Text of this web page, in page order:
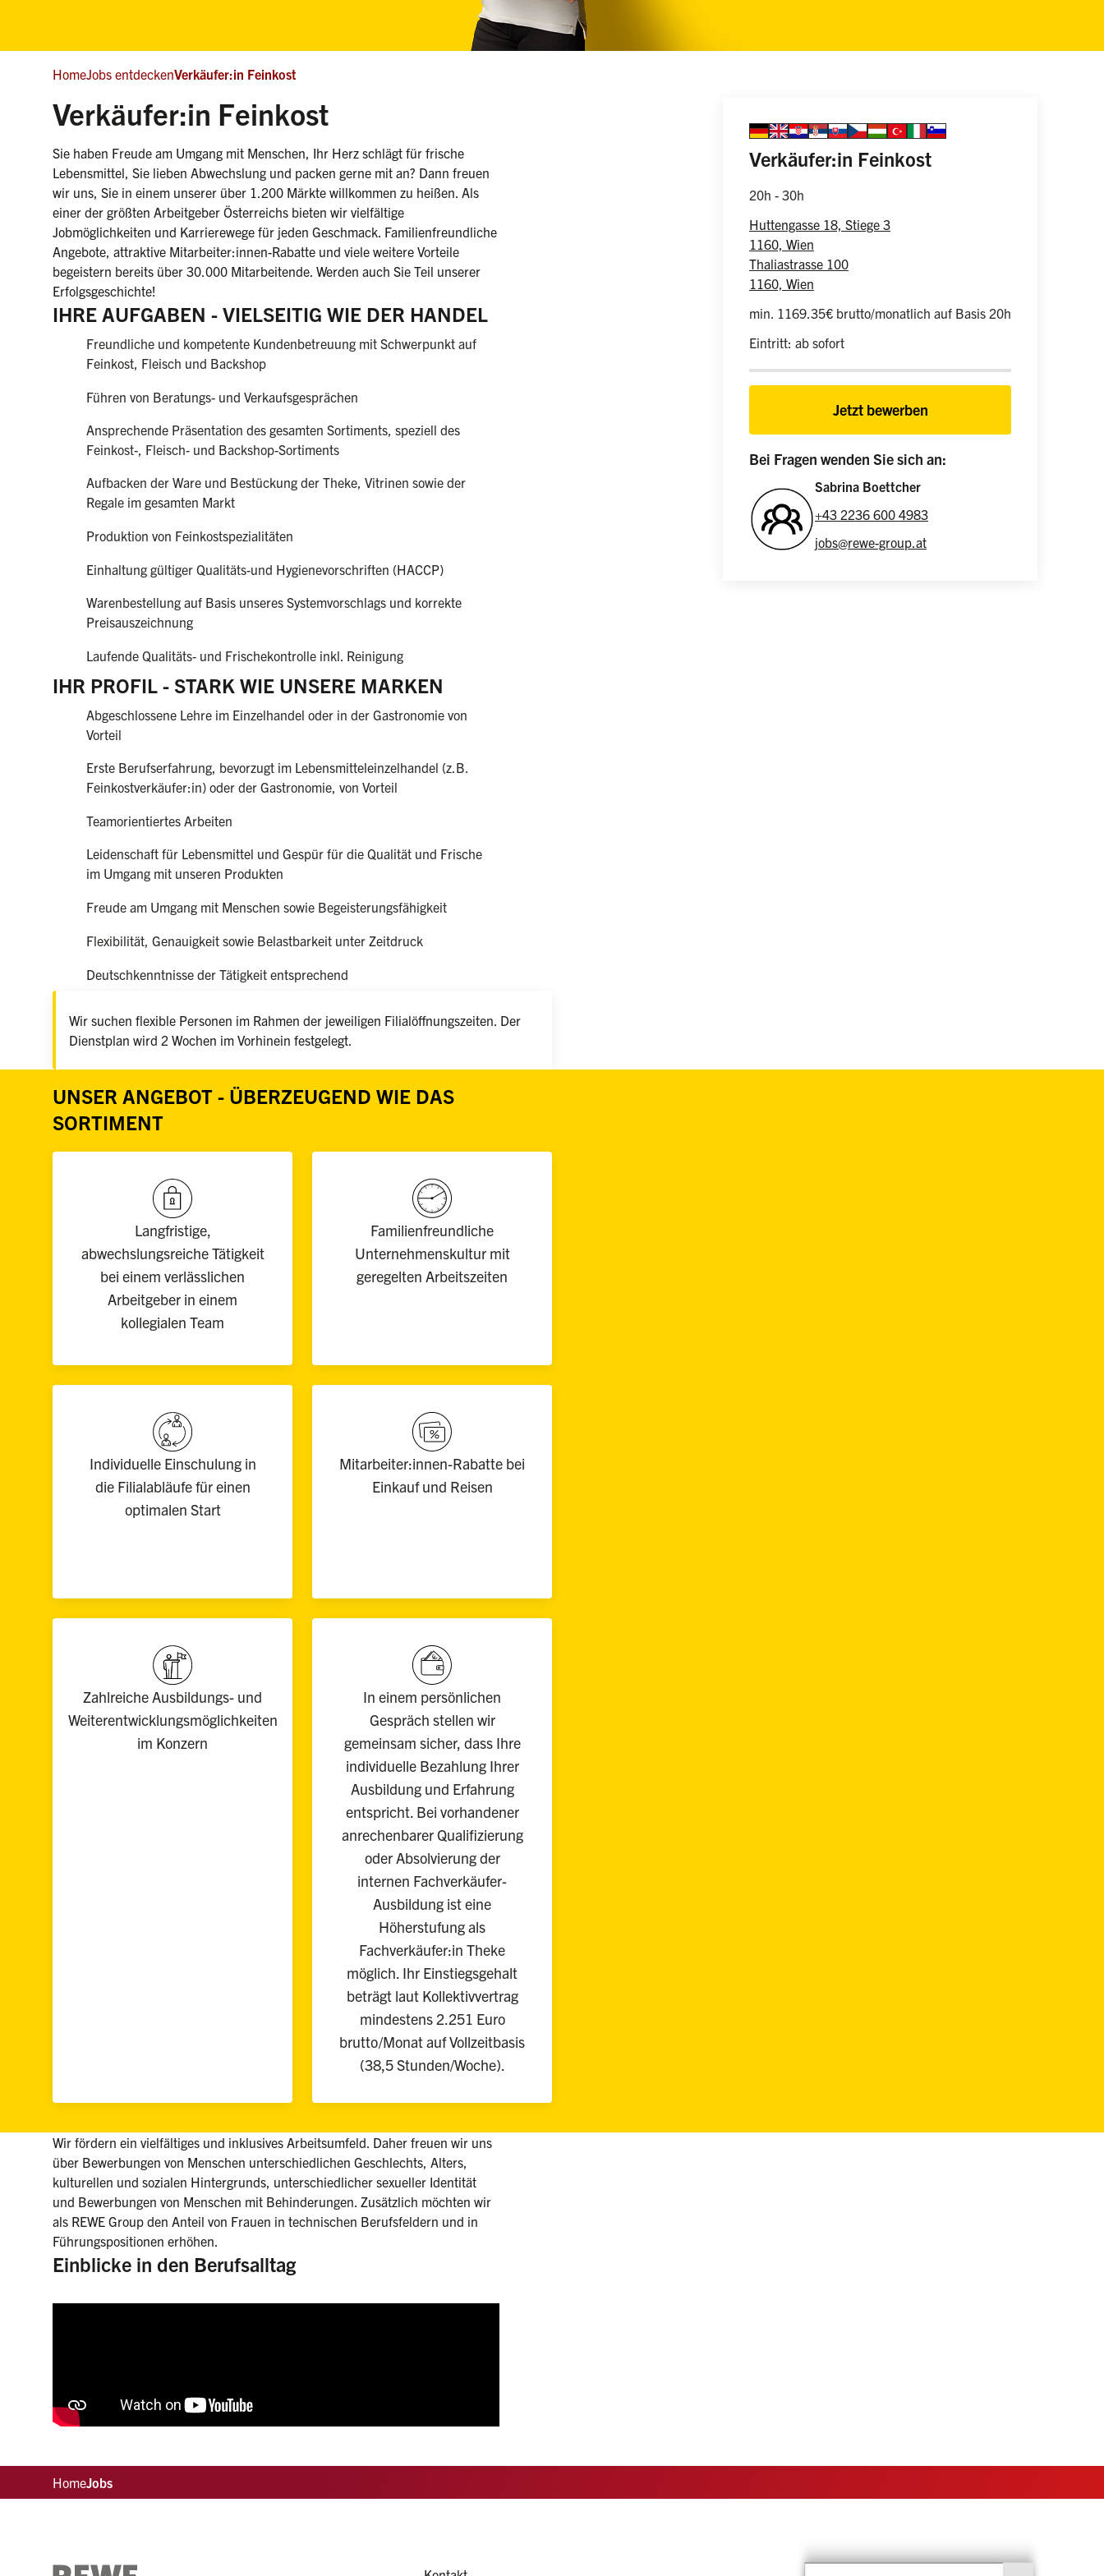
HomeJobs entdeckenVerkäufer:in Feinkost
Sprache auswählen
german
englishcroatian
serbianslovakian
czechhungarian
turkishitalianslovenian
Verkäufer:in Feinkost(weiblich/männlich/
20h - 30h
Huttengasse 18, Stiege 3
1160, Wien
Thaliastrasse 100
1160, Wien
min. 1169.35€ brutto/monatlich auf Basis 20h
Eintritt: ab sofort
Jetzt bewerben
Bei Fragen wenden Sie sich an:
Sabrina Boettcher
+43 2236 600 4983
jobs@rewe-group.at
Verkäufer:in Feinkost(weiblich/männlich/divers)
Sie haben Freude am Umgang mit Menschen, Ihr Herz schlägt für frische
Lebensmittel, Sie lieben Abwechslung und packen gerne mit an? Dann freuen
wir uns, Sie in einem unserer über 1.200 Märkte willkommen zu heißen. Als
einer der größten Arbeitgeber Österreichs bieten wir vielfältige
Jobmöglichkeiten und Karrierewege für jeden Geschmack. Familienfreundliche
Angebote, attraktive Mitarbeiter:innen-Rabatte und viele weitere Vorteile
begeistern bereits über 30.000 Mitarbeitende. Werden auch Sie Teil unserer
Erfolgsgeschichte!
IHRE AUFGABEN - VIELSEITIG WIE DER HANDEL
Freundliche und kompetente Kundenbetreuung mit Schwerpunkt auf
Feinkost, Fleisch und Backshop
Führen von Beratungs- und Verkaufsgesprächen
Ansprechende Präsentation des gesamten Sortiments, speziell des
Feinkost-, Fleisch- und Backshop-Sortiments
Aufbacken der Ware und Bestückung der Theke, Vitrinen sowie der
Regale im gesamten Markt
Produktion von Feinkostspezialitäten
Einhaltung gültiger Qualitäts-und Hygienevorschriften (HACCP)
Warenbestellung auf Basis unseres Systemvorschlags und korrekte
Preisauszeichnung
Laufende Qualitäts- und Frischekontrolle inkl. Reinigung
IHR PROFIL - STARK WIE UNSERE MARKEN
Abgeschlossene Lehre im Einzelhandel oder in der Gastronomie von
Vorteil
Erste Berufserfahrung, bevorzugt im Lebensmitteleinzelhandel (z.B.
Feinkostverkäufer:in) oder der Gastronomie, von Vorteil
Teamorientiertes Arbeiten
Leidenschaft für Lebensmittel und Gespür für die Qualität und Frische
im Umgang mit unseren Produkten
Freude am Umgang mit Menschen sowie Begeisterungsfähigkeit
Flexibilität, Genauigkeit sowie Belastbarkeit unter Zeitdruck
Deutschkenntnisse der Tätigkeit entsprechend
Wir suchen flexible Personen im Rahmen der jeweiligen Filialöffnungszeiten. Der
Dienstplan wird 2 Wochen im Vorhinein festgelegt.
UNSER ANGEBOT - ÜBERZEUGEND WIE DAS
SORTIMENT
Langfristige,
abwechslungsreiche Tätigkeit
bei einem verlässlichen
Arbeitgeber in einem
kollegialen Team
Familienfreundliche
Unternehmenskultur mit
geregelten Arbeitszeiten
Individuelle Einschulung in
die Filialabläufe für einen
optimalen Start
Mitarbeiter:innen-Rabatte bei
Einkauf und Reisen
Zahlreiche Ausbildungs- und
Weiterentwicklungsmöglichkeiten
im Konzern
In einem persönlichen
Gespräch stellen wir
gemeinsam sicher, dass Ihre
individuelle Bezahlung Ihrer
Ausbildung und Erfahrung
entspricht. Bei vorhandener
anrechenbarer Qualifizierung
oder Absolvierung der
internen Fachverkäufer-
Ausbildung ist eine
Höherstufung als
Fachverkäufer:in Theke
möglich. Ihr Einstiegsgehalt
beträgt laut Kollektivvertrag
mindestens 2.251 Euro
brutto/Monat auf Vollzeitbasis
(38,5 Stunden/Woche).
Wir fördern ein vielfältiges und inklusives Arbeitsumfeld. Daher freuen wir uns
über Bewerbungen von Menschen unterschiedlichen Geschlechts, Alters,
kulturellen und sozialen Hintergrunds, unterschiedlicher sexueller Identität
und Bewerbungen von Menschen mit Behinderungen. Zusätzlich möchten wir
als REWE Group den Anteil von Frauen in technischen Berufsfeldern und in
Führungspositionen erhöhen.
Einblicke in den Berufsalltag
HomeJobs